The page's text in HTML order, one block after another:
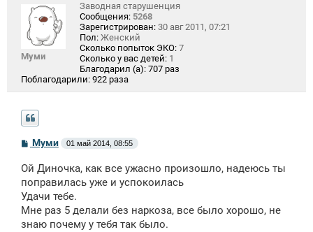
Муми
Заводная старушенция
Сообщения: 5268
Зарегистрирован: 30 авг 2011, 07:21
Пол: Женский
Сколько попыток ЭКО: 7
Сколько у вас детей: 1
Благодарил (а): 707 раз
Поблагодарили: 922 раза
С
б
щ
н
и
Муми 01 май 2014, 08:55
Ой Диночка, как все ужасно произошло, надеюсь ты
поправилась уже и успокоилась
Удачи тебе.
Мне раз 5 делали без наркоза, все было хорошо, не
знаю почему у тебя так было.